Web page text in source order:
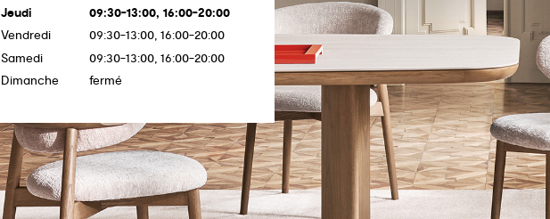
Jeudi
09:30-13:00, 16:00-20:00
Vendredi
09:30-13:00, 16:00-20:00
Samedi
09:30-13:00, 16:00-20:00
Dimanche
fermé